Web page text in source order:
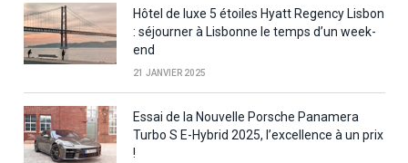
Hôtel de luxe 5 étoiles Hyatt Regency Lisbon
: séjourner à Lisbonne le temps d’un week-
end
21 JANVIER 2025
Essai de la Nouvelle Porsche Panamera
Turbo S E-Hybrid 2025, l’excellence à un prix
!